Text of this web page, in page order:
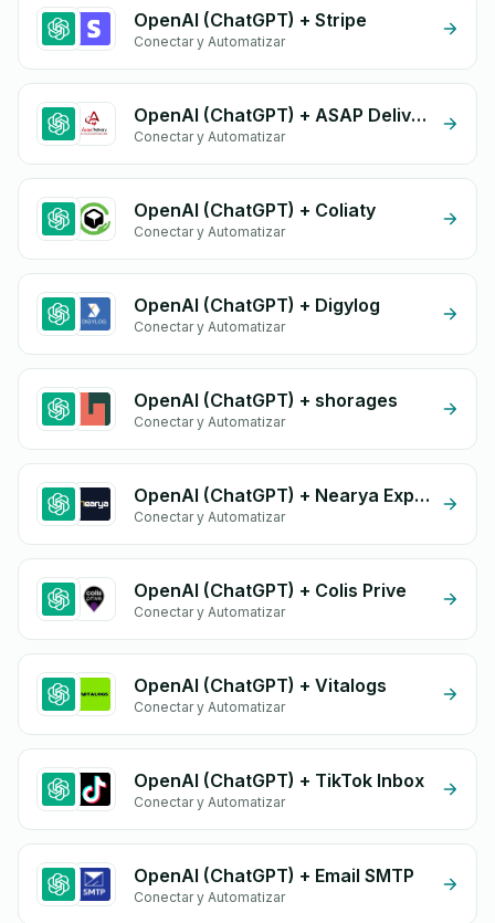
OpenAI (ChatGPT) + Stripe
Conectar y Automatizar
OpenAI (ChatGPT) + ASAP Delivery
Conectar y Automatizar
OpenAI (ChatGPT) + Coliaty
Conectar y Automatizar
OpenAI (ChatGPT) + Digylog
Conectar y Automatizar
OpenAI (ChatGPT) + shorages
Conectar y Automatizar
OpenAI (ChatGPT) + Nearya Express
Conectar y Automatizar
OpenAI (ChatGPT) + Colis Prive
Conectar y Automatizar
OpenAI (ChatGPT) + Vitalogs
Conectar y Automatizar
OpenAI (ChatGPT) + TikTok Inbox
Conectar y Automatizar
OpenAI (ChatGPT) + Email SMTP
Conectar y Automatizar